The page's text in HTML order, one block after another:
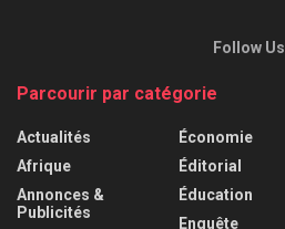
Follow Us
Parcourir par catégorie
Actualités
Afrique
Annonces &
Publicités
Économie
Éditorial
Éducation
Enquête